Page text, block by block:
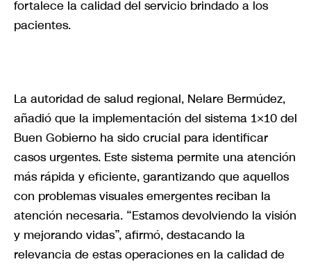
fortalece la calidad del servicio brindado a los
pacientes.
La autoridad de salud regional, Nelare Bermúdez,
añadió que la implementación del sistema 1×10 del
Buen Gobierno ha sido crucial para identificar
casos urgentes. Este sistema permite una atención
más rápida y eficiente, garantizando que aquellos
con problemas visuales emergentes reciban la
atención necesaria. “Estamos devolviendo la visión
y mejorando vidas”, afirmó, destacando la
relevancia de estas operaciones en la calidad de